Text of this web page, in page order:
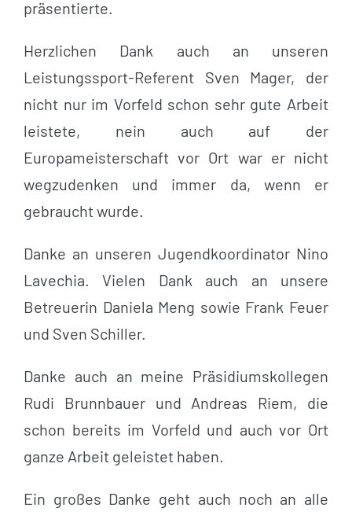
präsentierte.
Herzlichen Dank auch an unseren
Leistungssport-Referent Sven Mager, der
nicht nur im Vorfeld schon sehr gute Arbeit
leistete, nein auch auf der
Europameisterschaft vor Ort war er nicht
wegzudenken und immer da, wenn er
gebraucht wurde.
Danke an unseren Jugendkoordinator Nino
Lavechia. Vielen Dank auch an unsere
Betreuerin Daniela Meng sowie Frank Feuer
und Sven Schiller.
Danke auch an meine Präsidiumskollegen
Rudi Brunnbauer und Andreas Riem, die
schon bereits im Vorfeld und auch vor Ort
ganze Arbeit geleistet haben.
Ein großes Danke geht auch noch an alle